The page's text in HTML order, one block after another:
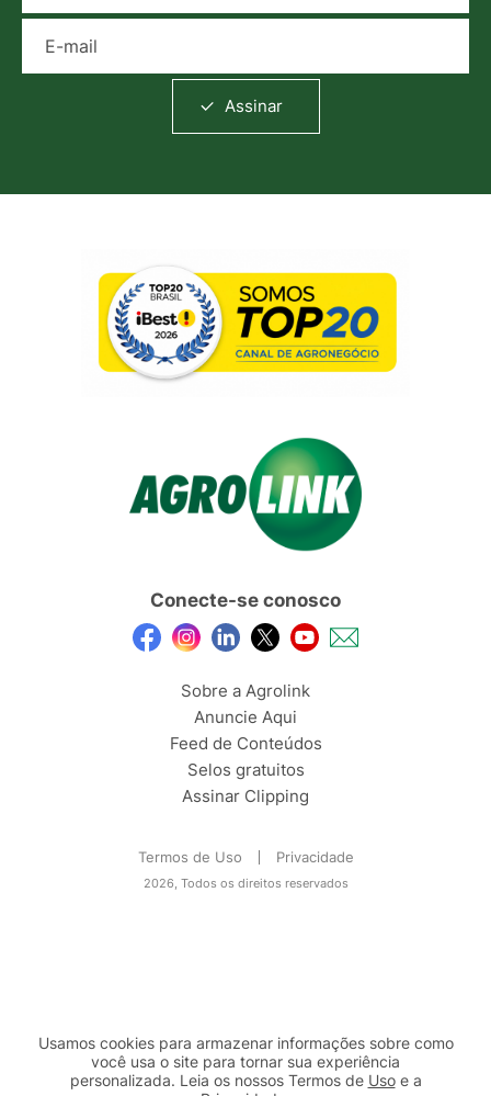
Assinar
Conecte-se conosco
Sobre a Agrolink
Anuncie Aqui
Feed de Conteúdos
Selos gratuitos
Assinar Clipping
Termos de Uso Privacidade
2026, Todos os direitos reservados
Usamos cookies para armazenar informações sobre como
você usa o site para tornar sua experiência
personalizada. Leia os nossos Termos de Usoe a